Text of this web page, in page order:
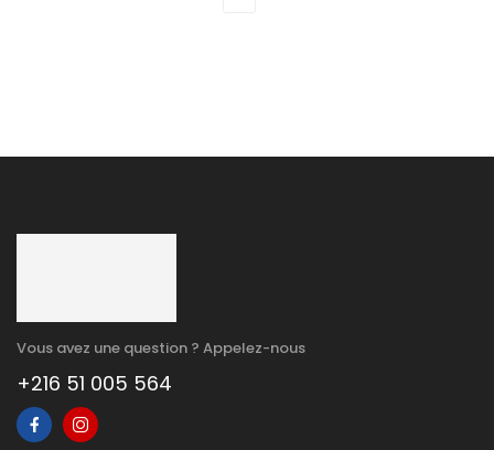
Vous avez une question ? Appelez-nous
+216 51 005 564